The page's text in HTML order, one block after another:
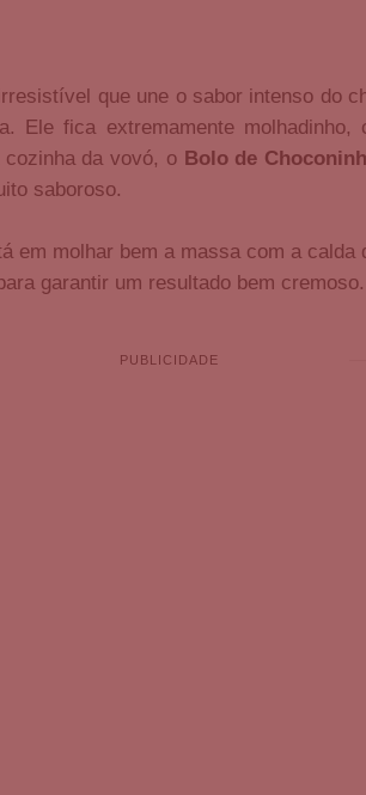
que une o sabor intenso do
Ele fica extremamente
da vovó, o Bolo de
saboroso.
em molhar bem a massa com a
garantir um resultado bem cremoso.